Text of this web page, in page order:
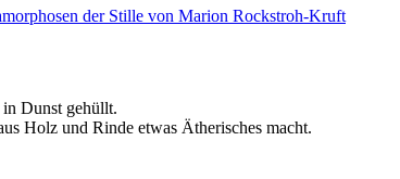
Dunst gehüllt.
Holz und Rinde etwas Ätherisches macht.